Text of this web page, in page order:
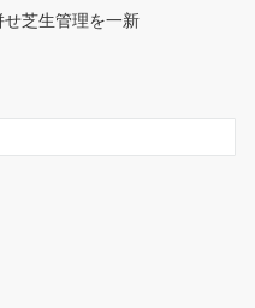
芝生管理を一新